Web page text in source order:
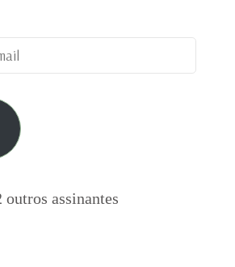
outros assinantes